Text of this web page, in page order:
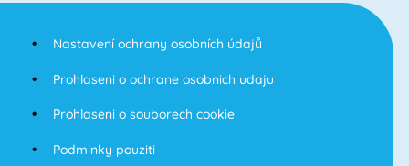
Nastavení ochrany osobních údajů
Prohlaseni o ochrane osobnich udaju
Prohlaseni o souborech cookie
Podminky pouziti